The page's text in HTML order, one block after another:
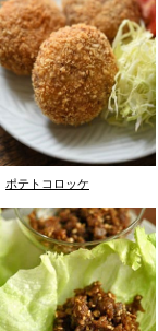
ポテトコロッケ